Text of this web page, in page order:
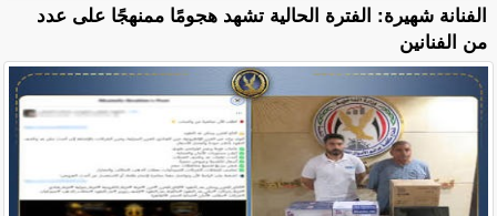
الفنانة شهيرة: الفترة الحالية تشهد هجومًا ممنهجًا على عدد
من الفنانين